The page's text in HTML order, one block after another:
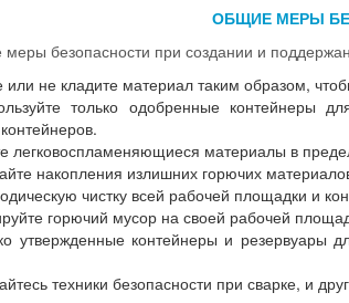
ОБЩИЕ МЕРЫ
безопасности при создании и
или не кладите материал таким образом,
только одобренные контейнеры
легковоспламеняющиеся материалы в
накопления излишних горючих
чистку всей рабочей площадки и
горючий мусор на своей рабочей
утвержденные контейнеры и резервуары
техники безопасности при сварке, и